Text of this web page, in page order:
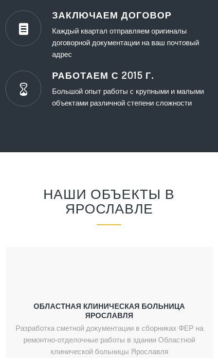
ЗАКЛЮЧАЕМ ДОГОВОР
Каждый квартал отправляем оригиналы
договорной документации на ваш почтовый
адрес
РАБОТАЕМ С 2015 Г.
Большой опыт работы с крупными и малыми
объектами различной степени сложности
НАШИ ОБЪЕКТЫ В
ЯРОСЛАВЛЕ
ОБЛАСТНАЯ КЛИНИЧЕСКАЯ БОЛЬНИЦА
ЯРОСЛАВЛЯ
Разработка сметной документации в сборниках ФЕР на
ремонтно-отделочные работы в здании Областной
клинической больницы Ярославля